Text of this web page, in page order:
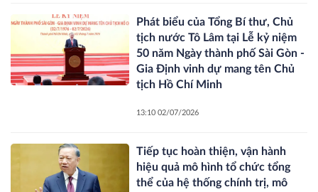
Phát biểu của Tổng Bí thư, Chủ
tịch nước Tô Lâm tại Lễ kỷ niệm
50 năm Ngày thành phố Sài Gòn -
Gia Định vinh dự mang tên Chủ
tịch Hồ Chí Minh
13:10 02/07/2026
Tiếp tục hoàn thiện, vận hành
hiệu quả mô hình tổ chức tổng
thể của hệ thống chính trị, mô